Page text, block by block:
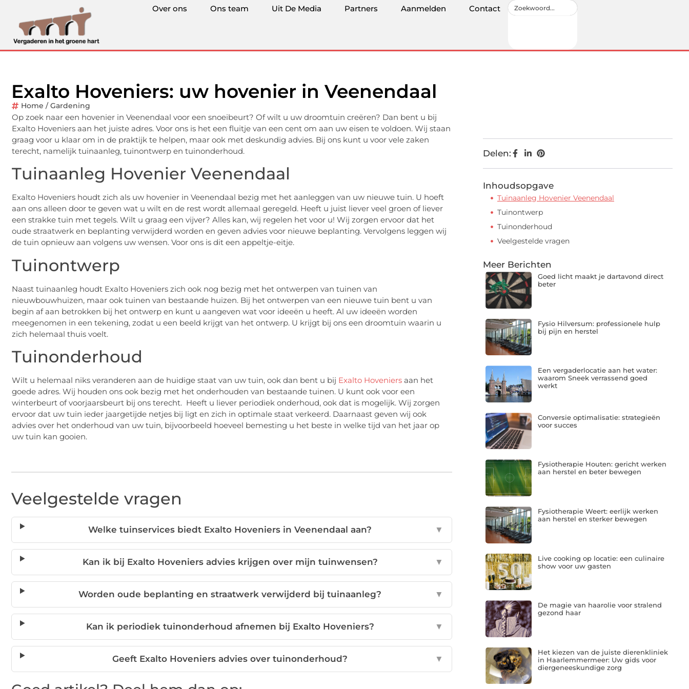
Over ons Ons team Uit De Media Partners Aanmelden Contact
Exalto Hoveniers: uw hovenier in Veenendaal
Home / Gardening
Op zoek naar een hovenier in Veenendaal voor een snoeibeurt? Of wilt u uw droomtuin creëren? Dan bent u bij
Exalto Hoveniers aan het juiste adres. Voor ons is het een fluitje van een cent om aan uw eisen te voldoen. Wij staan
graag voor u klaar om in de praktijk te helpen, maar ook met deskundig advies. Bij ons kunt u voor vele zaken
terecht, namelijk tuinaanleg, tuinontwerp en tuinonderhoud.
Tuinaanleg Hovenier Veenendaal
Exalto Hoveniers houdt zich als uw hovenier in Veenendaal bezig met het aanleggen van uw nieuwe tuin. U hoeft
aan ons alleen door te geven wat u wilt en de rest wordt allemaal geregeld. Heeft u juist liever veel groen of liever
een strakke tuin met tegels. Wilt u graag een vijver? Alles kan, wij regelen het voor u! Wij zorgen ervoor dat het
oude straatwerk en beplanting verwijderd worden en geven advies voor nieuwe beplanting. Vervolgens leggen wij
de tuin opnieuw aan volgens uw wensen. Voor ons is dit een appeltje-eitje.
Tuinontwerp
Naast tuinaanleg houdt Exalto Hoveniers zich ook nog bezig met het ontwerpen van tuinen van
nieuwbouwhuizen, maar ook tuinen van bestaande huizen. Bij het ontwerpen van een nieuwe tuin bent u van
begin af aan betrokken bij het ontwerp en kunt u aangeven wat voor ideeën u heeft. Al uw ideeën worden
meegenomen in een tekening, zodat u een beeld krijgt van het ontwerp. U krijgt bij ons een droomtuin waarin u
zich helemaal thuis voelt.
Tuinonderhoud
Wilt u helemaal niks veranderen aan de huidige staat van uw tuin, ook dan bent u bij Exalto Hoveniers aan het
goede adres. Wij houden ons ook bezig met het onderhouden van bestaande tuinen. U kunt ook voor een
winterbeurt of voorjaarsbeurt bij ons terecht. Heeft u liever periodiek onderhoud, ook dat is mogelijk. Wij zorgen
ervoor dat uw tuin ieder jaargetijde netjes bij ligt en zich in optimale staat verkeerd. Daarnaast geven wij ook
advies over het onderhoud van uw tuin, bijvoorbeeld hoeveel bemesting u het beste in welke tijd van het jaar op
uw tuin kan gooien.
Veelgestelde vragen
Welke tuinservices biedt Exalto Hoveniers in Veenendaal aan? ▼
Kan ik bij Exalto Hoveniers advies krijgen over mijn tuinwensen? ▼
Worden oude beplanting en straatwerk verwijderd bij tuinaanleg? ▼
Kan ik periodiek tuinonderhoud afnemen bij Exalto Hoveniers? ▼
Geeft Exalto Hoveniers advies over tuinonderhoud? ▼
Delen:
Inhoudsopgave
Tuinaanleg Hovenier Veenendaal
Tuinontwerp
Tuinonderhoud
Veelgestelde vragen
Meer Berichten
Goed licht maakt je dartavond direct
beter
Fysio Hilversum: professionele hulp
bij pijn en herstel
Een vergaderlocatie aan het water:
waarom Sneek verrassend goed
werkt
Conversie optimalisatie: strategieën
voor succes
Fysiotherapie Houten: gericht werken
aan herstel en beter bewegen
Fysiotherapie Weert: eerlijk werken
aan herstel en sterker bewegen
Live cooking op locatie: een culinaire
show voor uw gasten
De magie van haarolie voor stralend
gezond haar
Het kiezen van de juiste dierenkliniek
in Haarlemmermeer: Uw gids voor
diergeneeskundige zorg